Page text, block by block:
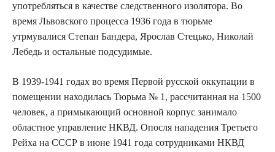
употребляться в качестве следственного изолятора. Во
время Львовского процесса 1936 года в тюрьме
утрмувалися Степан Бандера, Ярослав Стецько, Николай
Лебедь и остальные подсудимые.
В 1939-1941 годах во время Первой русской оккупации в
помещении находилась Тюрьма № 1, рассчитанная на 1500
человек, а примыкающий основной корпус занимало
областное управление НКВД. Опосля нападения Третьего
Рейха на СССР в июне 1941 года сотрудниками НКВД